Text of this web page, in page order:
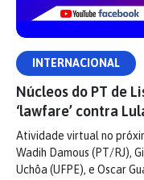
INTERNACIONAL
Núcleos do PT de
‘lawfare’ contra
Atividade virtual no
Wadih Damous (PT/RJ),
Uchôa (UFPE), e Oscar